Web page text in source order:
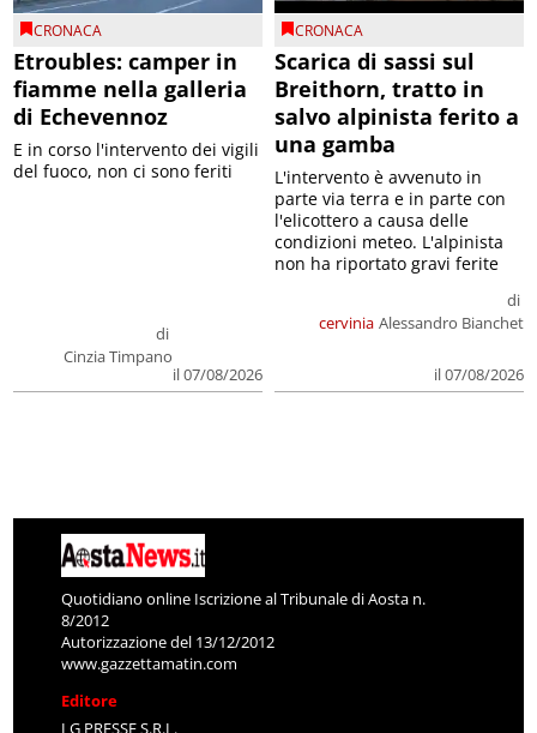
CRONACA
Etroubles: camper in
fiamme nella galleria
di Echevennoz
di
Cinzia Timpano
il 07/08/2026
E in corso l'intervento dei vigili
del fuoco, non ci sono feriti
CRONACA
Scarica di sassi sul
Breithorn, tratto in
salvo alpinista ferito a
una gamba
cervinia
di
Alessandro Bianchet
il 07/08/2026
L'intervento è avvenuto in
parte via terra e in parte con
l'elicottero a causa delle
condizioni meteo. L'alpinista
non ha riportato gravi ferite
Quotidiano online Iscrizione al Tribunale di Aosta n.
8/2012
Autorizzazione del 13/12/2012
www.gazzettamatin.com
Editore
LG PRESSE S.R.L.